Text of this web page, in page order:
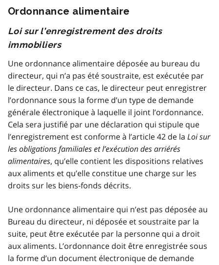
Ordonnance alimentaire
Loi sur l’enregistrement des droits
immobiliers
Une ordonnance alimentaire déposée au bureau du
directeur, qui n’a pas été soustraite, est exécutée par
le directeur. Dans ce cas, le directeur peut enregistrer
l’ordonnance sous la forme d’un type de demande
générale électronique à laquelle il joint l’ordonnance.
Cela sera justifié par une déclaration qui stipule que
l’enregistrement est conforme à l’article 42 de la Loi sur
les obligations familiales et l’exécution des arriérés
alimentaires, qu’elle contient les dispositions relatives
aux aliments et qu’elle constitue une charge sur les
droits sur les biens-fonds décrits.
Une ordonnance alimentaire qui n’est pas déposée au
Bureau du directeur, ni déposée et soustraite par la
suite, peut être exécutée par la personne qui a droit
aux aliments. L’ordonnance doit être enregistrée sous
la forme d’un document électronique de demande